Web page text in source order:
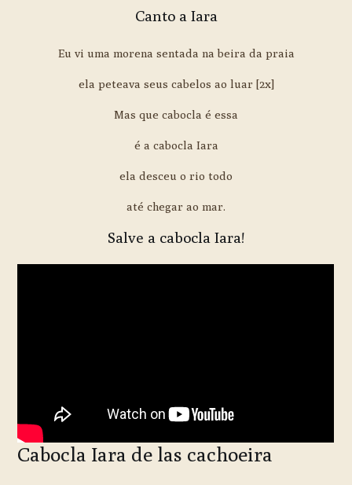
Canto a Iara
Eu vi uma morena sentada na beira da praia
ela peteava seus cabelos ao luar [2x]
Mas que cabocla é essa
é a cabocla Iara
ela desceu o rio todo
até chegar ao mar.
Salve a cabocla Iara!
Cabocla Iara de las cachoeira